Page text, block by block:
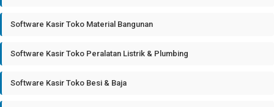
Software Kasir Toko Material Bangunan
Software Kasir Toko Peralatan Listrik & Plumbing
Software Kasir Toko Besi & Baja